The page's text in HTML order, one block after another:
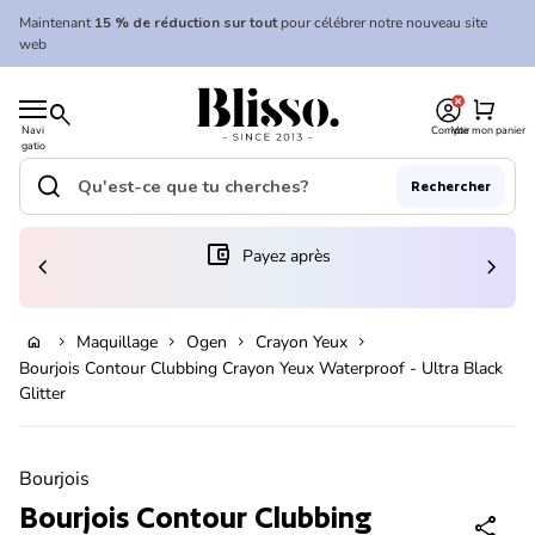
Skip to content
Maintenant15 % de réduction sur toutpour célébrer notre nouveau site
web
Navi
gatio
n
mobil
search
Accueil
CompteVoir mon panier
shopping_cart
Accueil
Recherche"
search Rechercher
(le lien s'ouvre dans un nouvel onglet/fenêtre)
account_balance_wallet Payez après
chevron_left chevron_right
home chevron_right Maquillage chevron_right Ogen chevron_right Crayon Yeux chevron_right
Bourjois Contour Clubbing Crayon Yeux Waterproof - Ultra Black
Glitter
Bourjois
Bourjois Contour Clubbing
share